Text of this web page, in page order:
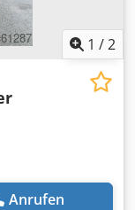
1 /2
Anrufen